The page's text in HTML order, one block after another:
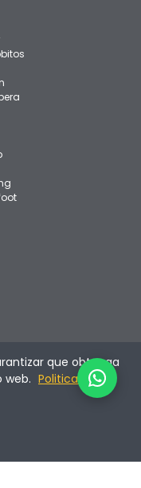
que obtenga
web. Politica de